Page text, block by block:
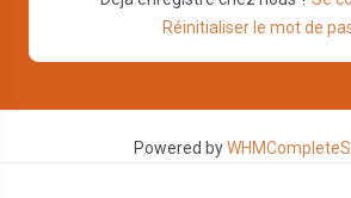
Réinitialiser le mot de
Powered by